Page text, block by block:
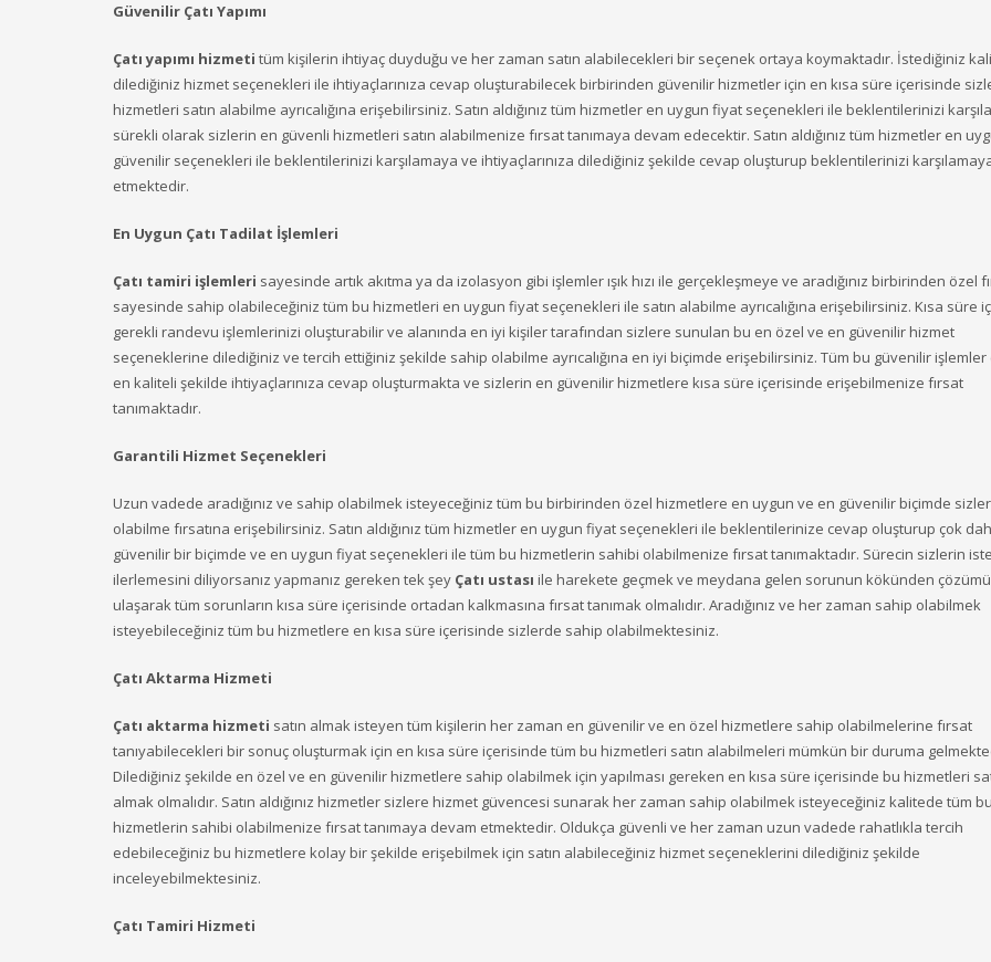
Güvenilir Çatı Yapımı
Çatı yapımı hizmeti tüm kişilerin ihtiyaç duyduğu ve her zaman satın alabilecekleri bir seçenek ortaya koymaktadır. İstediğiniz
dilediğiniz hizmet seçenekleri ile ihtiyaçlarınıza cevap oluşturabilecek birbirinden güvenilir hizmetler için en kısa süre içerisinde
hizmetleri satın alabilme ayrıcalığına erişebilirsiniz. Satın aldığınız tüm hizmetler en uygun fiyat seçenekleri ile beklentilerinizi
sürekli olarak sizlerin en güvenli hizmetleri satın alabilmenize fırsat tanımaya devam edecektir. Satın aldığınız tüm hizmetler en
güvenilir seçenekleri ile beklentilerinizi karşılamaya ve ihtiyaçlarınıza dilediğiniz şekilde cevap oluşturup beklentilerinizi
etmektedir.
En Uygun Çatı Tadilat İşlemleri
Çatı tamiri işlemleri sayesinde artık akıtma ya da izolasyon gibi işlemler ışık hızı ile gerçekleşmeye ve aradığınız birbirinden özel
sayesinde sahip olabileceğiniz tüm bu hizmetleri en uygun fiyat seçenekleri ile satın alabilme ayrıcalığına erişebilirsiniz. Kısa süre
gerekli randevu işlemlerinizi oluşturabilir ve alanında en iyi kişiler tarafından sizlere sunulan bu en özel ve en güvenilir hizmet
seçeneklerine dilediğiniz ve tercih ettiğiniz şekilde sahip olabilme ayrıcalığına en iyi biçimde erişebilirsiniz. Tüm bu güvenilir işlemler
en kaliteli şekilde ihtiyaçlarınıza cevap oluşturmakta ve sizlerin en güvenilir hizmetlere kısa süre içerisinde erişebilmenize fırsat
tanımaktadır.
Garantili Hizmet Seçenekleri
Uzun vadede aradığınız ve sahip olabilmek isteyeceğiniz tüm bu birbirinden özel hizmetlere en uygun ve en güvenilir biçimde
olabilme fırsatına erişebilirsiniz. Satın aldığınız tüm hizmetler en uygun fiyat seçenekleri ile beklentilerinize cevap oluşturup çok
güvenilir bir biçimde ve en uygun fiyat seçenekleri ile tüm bu hizmetlerin sahibi olabilmenize fırsat tanımaktadır. Sürecin sizlerin
ilerlemesini diliyorsanız yapmanız gereken tek şey Çatı ustası ile harekete geçmek ve meydana gelen sorunun kökünden
ulaşarak tüm sorunların kısa süre içerisinde ortadan kalkmasına fırsat tanımak olmalıdır. Aradığınız ve her zaman sahip olabilmek
isteyebileceğiniz tüm bu hizmetlere en kısa süre içerisinde sizlerde sahip olabilmektesiniz.
Çatı Aktarma Hizmeti
Çatı aktarma hizmeti satın almak isteyen tüm kişilerin her zaman en güvenilir ve en özel hizmetlere sahip olabilmelerine fırsat
tanıyabilecekleri bir sonuç oluşturmak için en kısa süre içerisinde tüm bu hizmetleri satın alabilmeleri mümkün bir duruma
Dilediğiniz şekilde en özel ve en güvenilir hizmetlere sahip olabilmek için yapılması gereken en kısa süre içerisinde bu hizmetleri
almak olmalıdır. Satın aldığınız hizmetler sizlere hizmet güvencesi sunarak her zaman sahip olabilmek isteyeceğiniz kalitede tüm bu
hizmetlerin sahibi olabilmenize fırsat tanımaya devam etmektedir. Oldukça güvenli ve her zaman uzun vadede rahatlıkla tercih
edebileceğiniz bu hizmetlere kolay bir şekilde erişebilmek için satın alabileceğiniz hizmet seçeneklerini dilediğiniz şekilde
inceleyebilmektesiniz.
Çatı Tamiri Hizmeti